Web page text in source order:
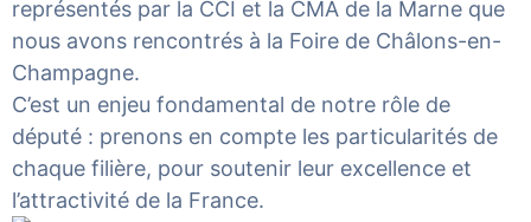
représentés par la CCI et la CMA de la Marne que
nous avons rencontrés à la Foire de Châlons-en-
Champagne.
C’est un enjeu fondamental de notre rôle de
député : prenons en compte les particularités de
chaque filière, pour soutenir leur excellence et
l’attractivité de la France.